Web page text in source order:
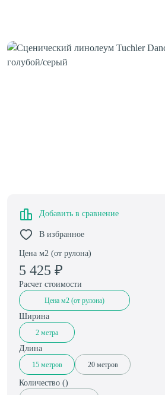
Цена м2 (от рулона)
5 425 ₽
Добавить в сравнение
В избранное
Расчет стоимости
Цена м2 (от рулона)
Ширина
2 метра
Длина
15 метров 20 метров
Количество ()